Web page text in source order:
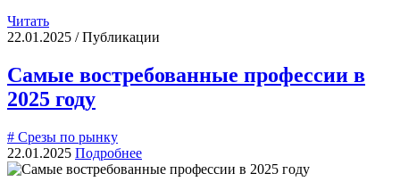
Читать
22.01.2025 / Публикации
Самые востребованные профессии в
2025 году
# Срезы по рынку
22.01.2025 Подробнее